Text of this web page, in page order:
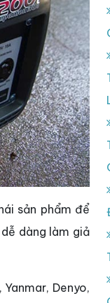
sản phẩm để
dàng làm giả
Denyo,